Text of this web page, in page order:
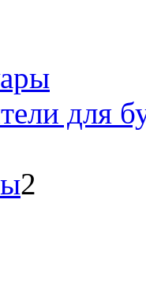
для
2